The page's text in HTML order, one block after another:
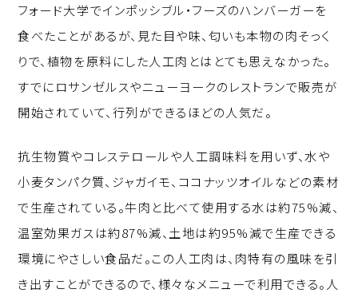
フォード大学でインポッシブル・フーズのハンバーガーを
食べたことがあるが、見た目や味、匂いも本物の肉そっく
りで、植物を原料にした人工肉とはとても思えなかった。
すでにロサンゼルスやニューヨークのレストランで販売が
開始されていて、行列ができるほどの人気だ。
抗生物質やコレステロールや人工調味料を用いず、水や
小麦タンパク質、ジャガイモ、ココナッツオイルなどの素材
で生産されている。牛肉と比べて使用する水は約75%減、
温室効果ガスは約87%減、土地は約95%減で生産できる
環境にやさしい食品だ。この人工肉は、肉特有の風味を引
き出すことができるので、様々なメニューで利用できる。人